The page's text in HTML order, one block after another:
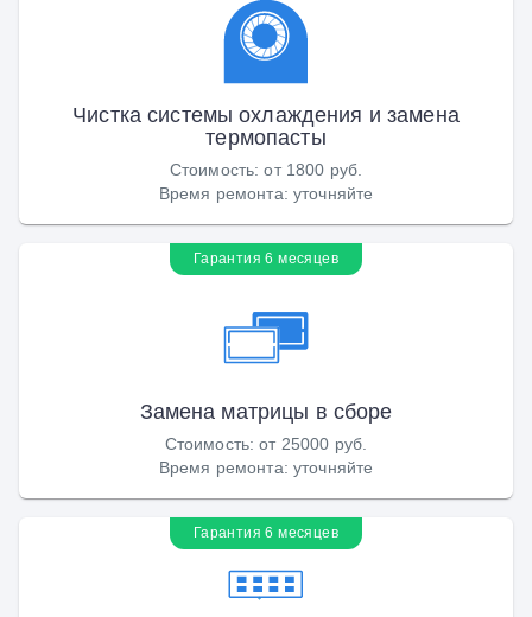
Чистка системы охлаждения и замена
термопасты
Стоимость:от 1800 руб.
Время ремонта: уточняйте
Гарантия 6 месяцев
Замена матрицы в сборе
Стоимость:от 25000 руб.
Время ремонта: уточняйте
Гарантия 6 месяцев